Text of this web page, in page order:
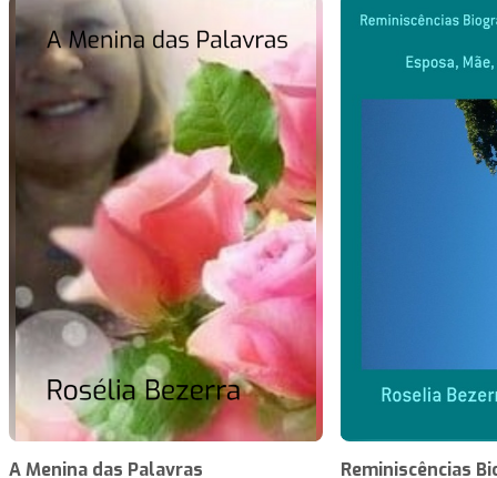
A Menina das Palavras
Reminiscências